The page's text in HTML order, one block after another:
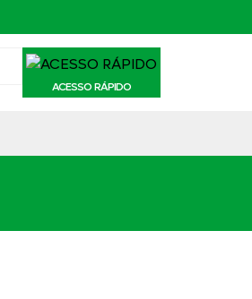
ACESSO RÁPIDO